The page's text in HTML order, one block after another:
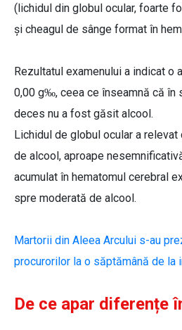
(lichidul din globul ocular, foarte
și cheagul de sânge format în
Rezultatul examenului a indicat o
0,00 g‰, ceea ce înseamnă că în
deces nu a fost găsit alcool.
Lichidul de globul ocular a
de alcool, aproape
acumulat în hematomul cerebral
spre moderată de alcool.
Martorii din Aleea Arcului s-au
procurorilor la o săptămână de la
De ce apar diferențe